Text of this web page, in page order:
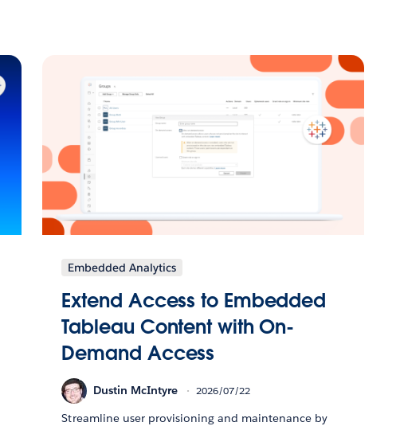
Embedded Analytics
Extend Access to Embedded
Tableau Content with On-
Demand Access
Dustin McIntyre 2026/07/22
Streamline user provisioning and maintenance by